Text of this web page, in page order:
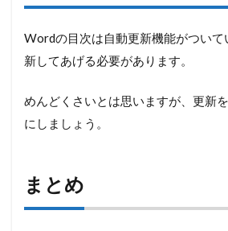
Wordの目次は自動更新機能がついて
新してあげる必要があります。
めんどくさいとは思いますが、更新
にしましょう。
まとめ